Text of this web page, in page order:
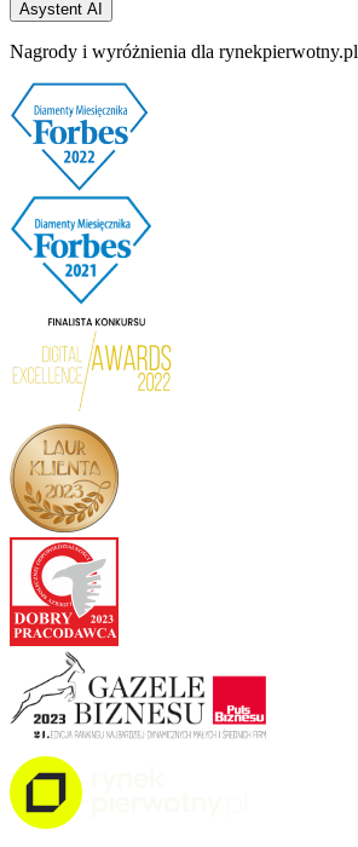
Asystent AI
Nagrody i wyróżnienia dla rynekpierwotny.pl